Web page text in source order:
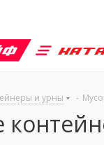
и урны -